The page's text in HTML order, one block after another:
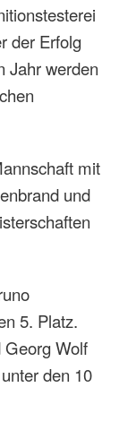
der Erfolg
Jahr werden
mit
und
5. Platz.
Georg Wolf
den 10